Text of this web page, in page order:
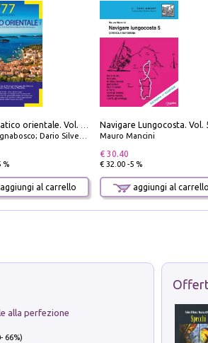
Dario Silvestro; Marco Sbrizzi
%
al carrello
Mauro Mancini
€ 30.40
€ 32.00 -5 %
aggiungi al carrello
alla perfezione
- 66%)